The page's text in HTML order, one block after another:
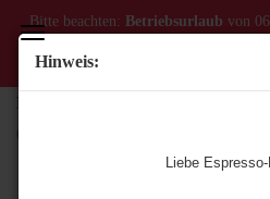
Hinweis:
Liebe
Bitte beachten: Betriebsurlaub von
Bestellungen ab dem 06.08. werden